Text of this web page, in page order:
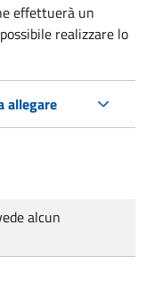
effettuerà un
realizzare lo
allegare
alcun